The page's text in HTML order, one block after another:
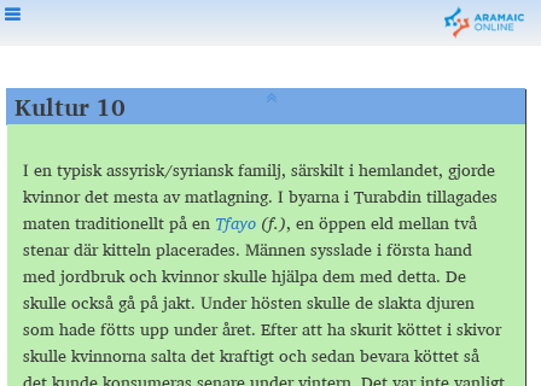
Kultur 10
I en typisk assyrisk/syriansk familj, särskilt i hemlandet, gjorde
kvinnor det mesta av matlagning. I byarna i Turabdin tillagades
maten traditionellt på en Tfayo (f.), en öppen eld mellan två
stenar där kitteln placerades. Männen sysslade i första hand
med jordbruk och kvinnor skulle hjälpa dem med detta. De
skulle också gå på jakt. Under hösten skulle de slakta djuren
som hade fötts upp under året. Efter att ha skurit köttet i skivor
skulle kvinnorna salta det kraftigt och sedan bevara köttet så